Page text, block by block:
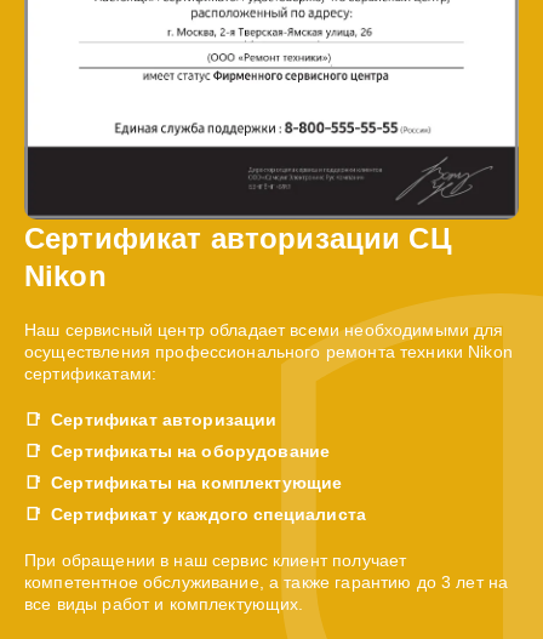
Сертификат авторизации СЦ
Nikon
Наш сервисный центр обладает всеми необходимыми для
осуществления профессионального ремонта техники Nikon
сертификатами:
Сертификат авторизации
Сертификаты на оборудование
Сертификаты на комплектующие
Сертификат у каждого специалиста
При обращении в наш сервис клиент получает
компетентное обслуживание, а также гарантию до 3 лет на
все виды работ и комплектующих.